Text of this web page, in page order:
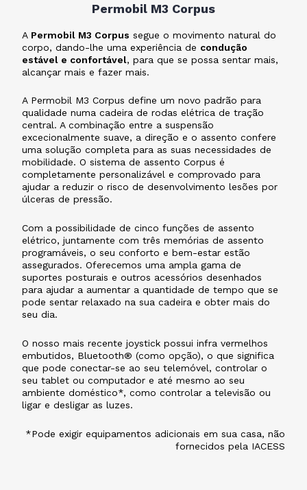
Permobil M3 Corpus
A Permobil M3 Corpus segue o movimento natural do
corpo, dando-lhe uma experiência de condução
estável e confortável, para que se possa sentar mais,
alcançar mais e fazer mais.
A Permobil M3 Corpus define um novo padrão para
qualidade numa cadeira de rodas elétrica de tração
central. A combinação entre a suspensão
excecionalmente suave, a direção e o assento confere
uma solução completa para as suas necessidades de
mobilidade. O sistema de assento Corpus é
completamente personalizável e comprovado para
ajudar a reduzir o risco de desenvolvimento lesões por
úlceras de pressão.
Com a possibilidade de cinco funções de assento
elétrico, juntamente com três memórias de assento
programáveis, o seu conforto e bem-estar estão
assegurados. Oferecemos uma ampla gama de
suportes posturais e outros acessórios desenhados
para ajudar a aumentar a quantidade de tempo que se
pode sentar relaxado na sua cadeira e obter mais do
seu dia.
O nosso mais recente joystick possui infra vermelhos
embutidos, Bluetooth® (como opção), o que significa
que pode conectar-se ao seu telemóvel, controlar o
seu tablet ou computador e até mesmo ao seu
ambiente doméstico*, como controlar a televisão ou
ligar e desligar as luzes.
*Pode exigir equipamentos adicionais em sua casa, não
fornecidos pela IACESS